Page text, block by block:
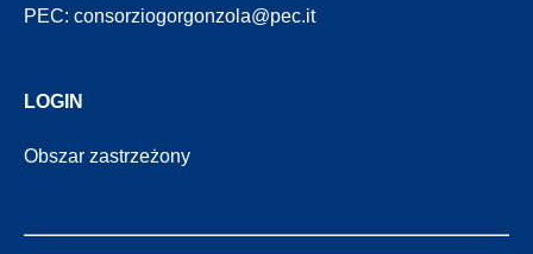
PEC: consorziogorgonzola@pec.it
LOGIN
Obszar zastrzeżony